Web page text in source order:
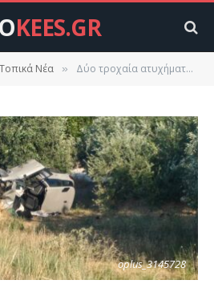
KEES.GR
Τοπικά Νέα » Δύο τροχαία ατυχήματα σε απόσταση μόλις τριών χιλιομέτρων στον δρόμο Κροκεών – Σκάλας
oplus_3145728